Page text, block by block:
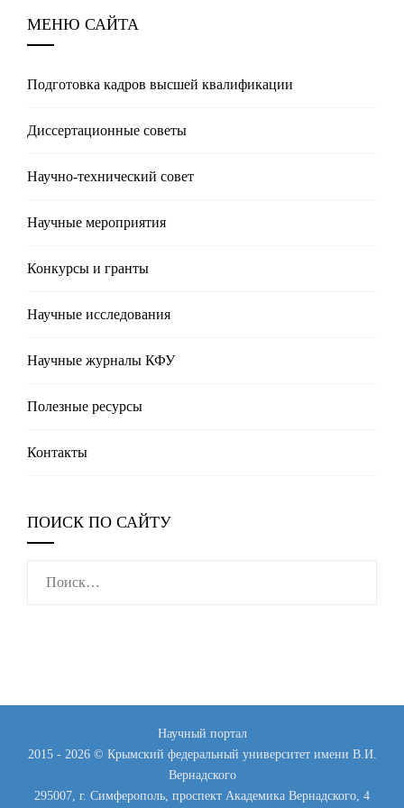
МЕНЮ САЙТА
Подготовка кадров высшей квалификации
Диссертационные советы
Научно-технический совет
Научные мероприятия
Конкурсы и гранты
Научные исследования
Научные журналы КФУ
Полезные реcурсы
Контакты
ПОИСК ПО САЙТУ
Научный портал
2015 - 2026 © Крымский федеральный университет имени В.И.
Вернадского
295007, г. Симферополь, проспект Академика Вернадского, 4